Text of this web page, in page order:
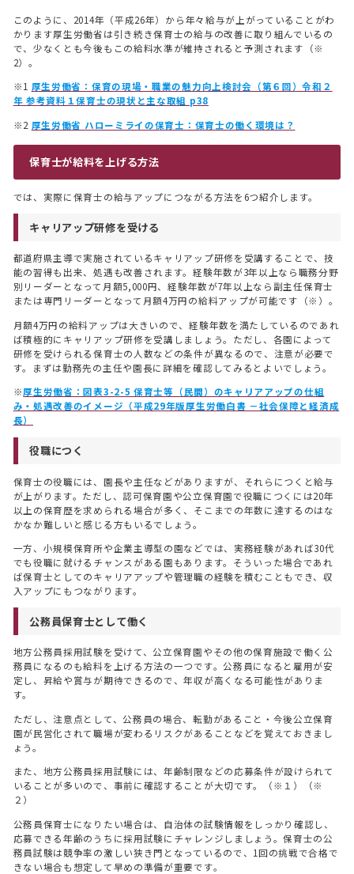
TOP
ナニーサービス
SERVICE
お役立ちコラム
COLUMN
インタビュー
INTERVIEW
会社情報
このように、2014年（平成26年）から年々給与が上がっていることがわ
かります厚生労働省は引き続き保育士の給与の改善に取り組んでいるの
で、少なくとも今後もこの給料水準が維持されると予測されます（※
2）。
※1 厚生労働省：保育の現場・職業の魅力向上検討会（第６回）令和２
年 参考資料１保育士の現状と主な取組 p38
※2 厚生労働省 ハローミライの保育士：保育士の働く環境は？
保育士が給料を上げる方法
では、実際に保育士の給与アップにつながる方法を6つ紹介します。
キャリアップ研修を受ける
都道府県主導で実施されているキャリアップ研修を受講することで、技
能の習得も出来、処遇も改善されます。経験年数が3年以上なら職務分野
別リーダーとなって月額5,000円、経験年数が7年以上なら副主任保育士
または専門リーダーとなって月額4万円の給料アップが可能です（※）。
月額4万円の給料アップは大きいので、経験年数を満たしているのであれ
ば積極的にキャリアップ研修を受講しましょう。ただし、各園によって
研修を受けられる保育士の人数などの条件が異なるので、注意が必要で
す。まずは勤務先の主任や園長に詳細を確認してみるとよいでしょう。
※厚生労働省：図表3-2-5 保育士等（民間）のキャリアアップの仕組
み・処遇改善のイメージ（平成29年版厚生労働白書 －社会保障と経済成
長）
役職につく
保育士の役職には、園長や主任などがありますが、それらにつくと給与
が上がります。ただし、認可保育園や公立保育園で役職につくには20年
以上の保育歴を求められる場合が多く、そこまでの年数に達するのはな
かなか難しいと感じる方もいるでしょう。
一方、小規模保育所や企業主導型の園などでは、実務経験があれば30代
でも役職に就けるチャンスがある園もあります。そういった場合であれ
ば保育士としてのキャリアアップや管理職の経験を積むこともでき、収
入アップにもつながります。
公務員保育士として働く
地方公務員採用試験を受けて、公立保育園やその他の保育施設で働く公
務員になるのも給料を上げる方法の一つです。公務員になると雇用が安
定し、昇給や賞与が期待できるので、年収が高くなる可能性がありま
す。
ただし、注意点として、公務員の場合、転勤があること・今後公立保育
園が民営化されて職場が変わるリスクがあることなどを覚えておきまし
ょう。
また、地方公務員採用試験には、年齢制限などの応募条件が設けられて
いることが多いので、事前に確認することが大切です。（※１）（※
２）
公務員保育士になりたい場合は、自治体の試験情報をしっかり確認し、
応募できる年齢のうちに採用試験にチャレンジしましょう。保育士の公
務員試験は競争率の激しい狭き門となっているので、1回の挑戦で合格で
きない場合も想定して早めの準備が重要です。